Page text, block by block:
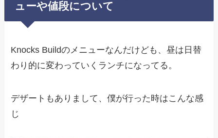
ューや値段について
Knocks Buildのメニューなんだけども、昼は日替
わり的に変わっていくランチになってる。
デザートもありまして、僕が行った時はこんな感
じ